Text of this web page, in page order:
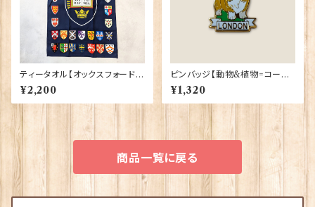
ティータオル【オックスフォード大
学紋章】Elgate Products 50
001-K
¥2,200
ピンバッジ【動物&植物=コーギ
ーロンドン】Tradition 90040
-T1335
¥1,320
商品一覧に戻る